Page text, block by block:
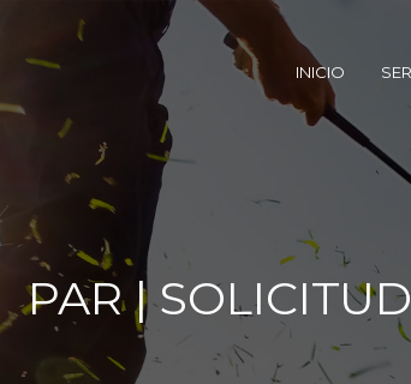
INICIO
PAR |